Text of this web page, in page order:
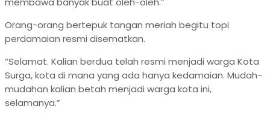
Orang-orang bertepuk tangan meriah begitu topi
perdamaian resmi disematkan.
“Selamat. Kalian berdua telah resmi menjadi warga Kota
Surga, kota di mana yang ada hanya kedamaian. Mudah-
mudahan kalian betah menjadi warga kota ini,
selamanya.”